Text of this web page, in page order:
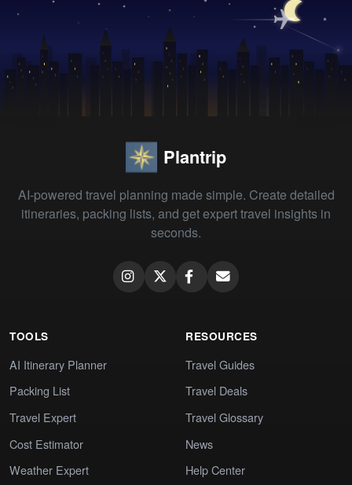
Plantrip
AI-powered travel planning made simple. Create detailed
itineraries, packing lists, and get expert travel insights in
seconds.
TOOLS
AI Itinerary Planner
Packing List
Travel Expert
Cost Estimator
Weather Expert
RESOURCES
Travel Guides
Travel Deals
Travel Glossary
News
Help Center